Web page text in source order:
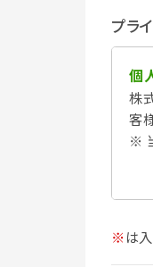
プラ
個
株
客
※
※は